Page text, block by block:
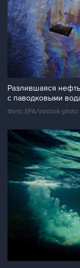
Разлившаяся
с паводковыми
Фото: EPA/Vostock-photo